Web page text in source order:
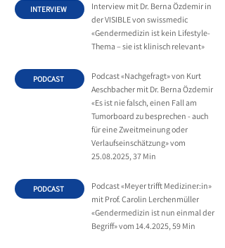
INTERVIEW
Interview mit Dr. Berna Özdemir in
der VISIBLE von swissmedic
«Gendermedizin ist kein Lifestyle-
Thema – sie ist klinisch relevant»
PODCAST
Podcast «Nachgefragt» von Kurt
Aeschbacher mit Dr. Berna Özdemir
«Es ist nie falsch, einen Fall am
Tumorboard zu besprechen - auch
für eine Zweitmeinung oder
Verlaufseinschätzung» vom
25.08.2025, 37 Min
PODCAST
Podcast «Meyer trifft Mediziner:in»
mit Prof. Carolin Lerchenmüller
«Gendermedizin ist nun einmal der
Begriff» vom 14.4.2025, 59 Min